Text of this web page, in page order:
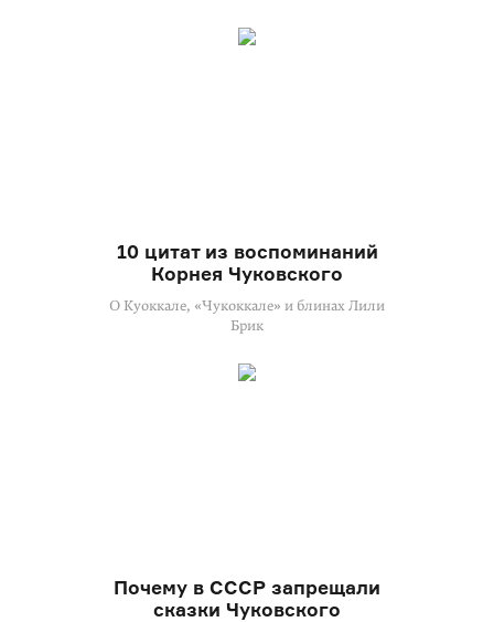
10 цитат из воспоминаний
Корнея Чуковского
О Куоккале, «Чукоккале» и блинах Лили
Брик
Почему в СССР запрещали
сказки Чуковского